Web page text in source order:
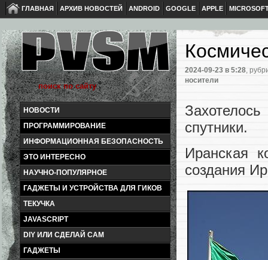
ГЛАВНАЯ АРХИВ НОВОСТЕЙ ANDROID GOOGLE APPLE
НОВОСТИ
ПРОГРАММИРОВАНИЕ
ИНФОРМАЦИОННАЯ БЕЗОПАСНОСТЬ
ЭТО ИНТЕРЕСНО
НАУЧНО-ПОПУЛЯРНОЕ
ГАДЖЕТЫ И УСТРОЙСТВА ДЛЯ ГИКОВ
ТЕКУЧКА
JAVASCRIPT
DIY ИЛИ СДЕЛАЙ САМ
ГАДЖЕТЫ
2024-09-23 в 5:28,
носители
спутники.
Иранская
создания